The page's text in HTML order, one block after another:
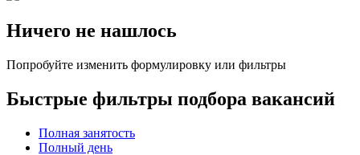
Ничего не нашлось
Попробуйте изменить формулировку или фильтры
Быстрые фильтры подбора вакансий
Полная занятость
Полный день